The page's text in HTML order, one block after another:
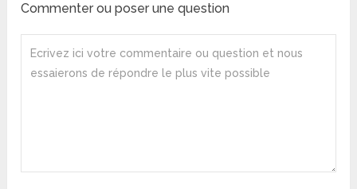
Commenter ou poser une question